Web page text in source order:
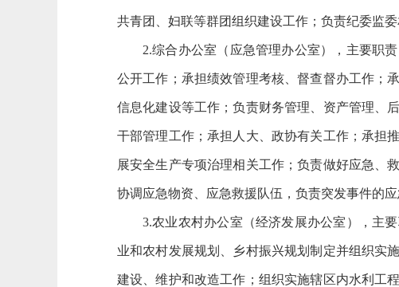
共青团、妇联等群团组织建设工作；负责纪委监
2.综合办公室（应急管理办公室），主要职
公开工作；承担绩效管理考核、督查督办工作；
信息化建设等工作；负责财务管理、资产管理、
干部管理工作；承担人大、政协有关工作；承担
展安全生产专项治理相关工作；负责做好应急、
协调应急物资、应急救援队伍，负责突发事件的
3.农业农村办公室（经济发展办公室），主
业和农村发展规划、乡村振兴规划制定并组织实
建设、维护和改造工作；组织实施辖区内水利工